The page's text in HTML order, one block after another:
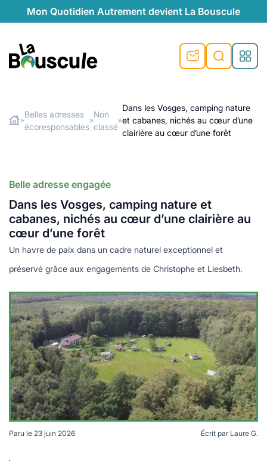
Mon Quotidien Autrement devient La Bouscule
et durable
au naturel
végétariennes
locales
plus de recyclage
durables
naturel
de recyclage
témoignages
saison
responsables
douce
Rechercher
»
Belles adresses
écoresponsables
»
Non
classé
»
Dans les Vosges, camping nature
et cabanes, nichés au cœur d’une
clairière au cœur d’une forêt
Belle adresse engagée
Dans les Vosges, camping nature et
cabanes, nichés au cœur d’une clairière au
cœur d’une forêt
Un havre de paix dans un cadre naturel exceptionnel et
préservé grâce aux engagements de Christophe et Liesbeth.
Paru le 23 juin 2026 Écrit par Laure G.